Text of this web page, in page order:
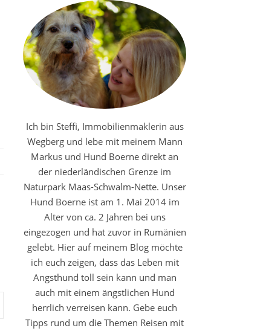
Ich bin Steffi, Immobilienmaklerin aus
Wegberg und lebe mit meinem Mann
Markus und Hund Boerne direkt an
der niederländischen Grenze im
Naturpark Maas-Schwalm-Nette. Unser
Hund Boerne ist am 1. Mai 2014 im
Alter von ca. 2 Jahren bei uns
eingezogen und hat zuvor in Rumänien
gelebt. Hier auf meinem Blog möchte
ich euch zeigen, dass das Leben mit
Angsthund toll sein kann und man
auch mit einem ängstlichen Hund
herrlich verreisen kann. Gebe euch
Tipps rund um die Themen Reisen mit